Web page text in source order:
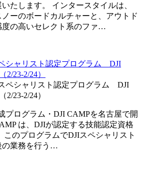
たします。 インタースタイルは、
ーのボードカルチャーと、アウトド
度の高いセレクト系のファ…
シャリスト認定プログラム DJI
2/23-2/24）
プログラム・DJI CAMPを名古屋で開
は、DJIが認定する技能認定資格
のプログラムでDJIスペシャリスト
の業務を行う…